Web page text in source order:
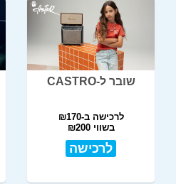
שובר ל-CASTRO
לרכישה ב-₪170
בשווי ₪200
לרכישה